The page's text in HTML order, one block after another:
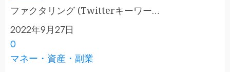
ファクタリング (Twitterキーワー…
2022年9月27日
0
マネー・資産・副業